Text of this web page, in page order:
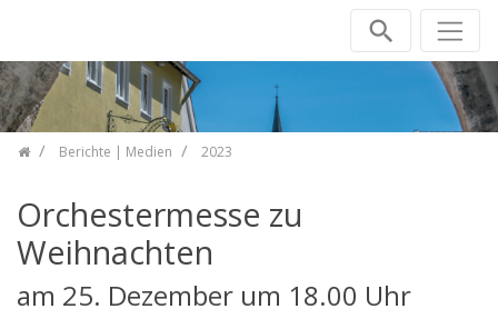
Zum Inhalt springen
Berichte | Medien 2023
Orchestermesse zu
Weihnachten
am 25. Dezember um 18.00 Uhr